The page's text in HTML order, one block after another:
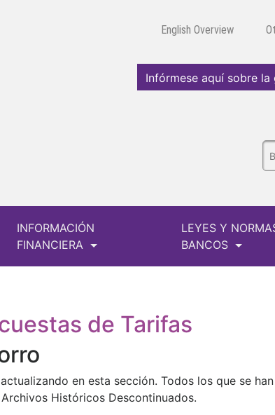
English Overview
Infórmese aquí sobre
INFORMACIÓN
FINANCIERA
LEYES Y
BANCOS
de Tarifas
en esta sección. Todos los que se
Históricos Descontinuados.